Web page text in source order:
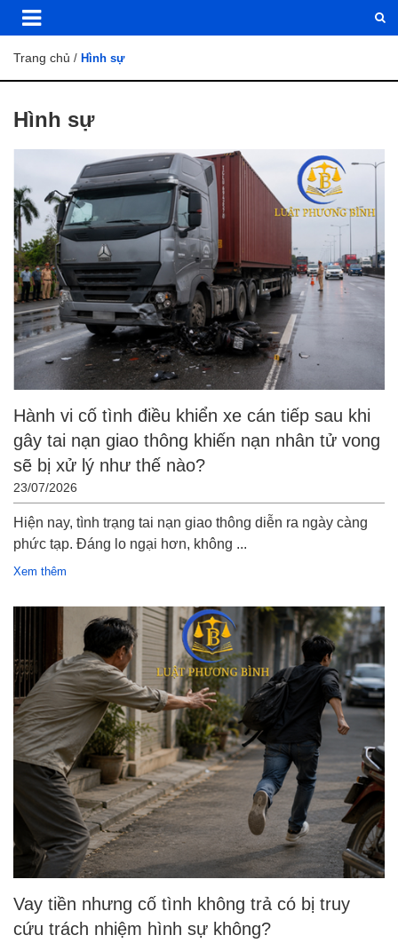
Trang chủ / Hình sự
Hình sự
Hành vi cố tình điều khiển xe cán tiếp sau khi
gây tai nạn giao thông khiến nạn nhân tử vong
sẽ bị xử lý như thế nào?
23/07/2026
Hiện nay, tình trạng tai nạn giao thông diễn ra ngày càng
phức tạp. Đáng lo ngại hơn, không ...
Xem thêm
Vay tiền nhưng cố tình không trả có bị truy
cứu trách nhiệm hình sự không?